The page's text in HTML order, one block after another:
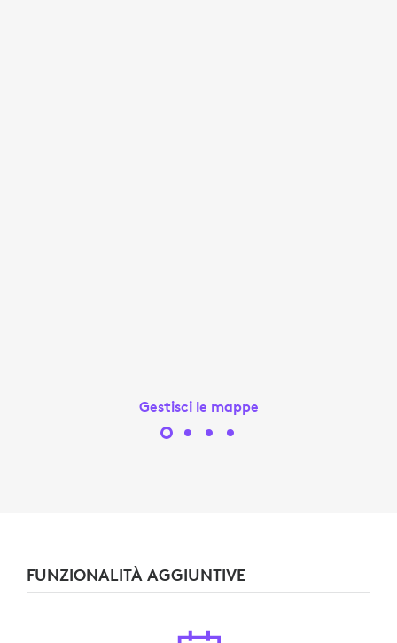
Gestisci le mappe
FUNZIONALITÀ AGGIUNTIVE